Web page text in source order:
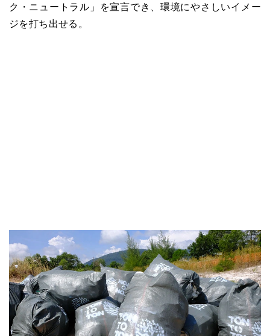
ク・ニュートラル」を宣言でき、環境にやさしいイメー
ジを打ち出せる。